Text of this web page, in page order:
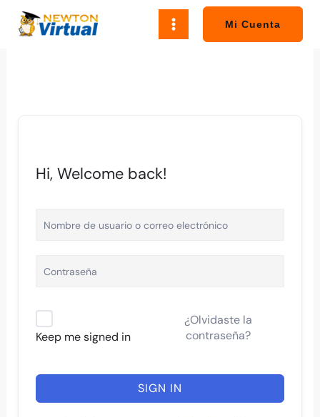
Mi Cuenta
Hi, Welcome back!
Keep me signed in
¿Olvidaste la
contraseña?
SIGN IN